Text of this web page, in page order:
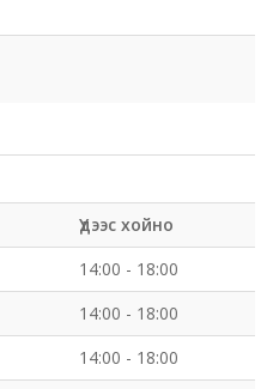
Үдээс хойно
14:00 - 18:00
14:00 - 18:00
14:00 - 18:00